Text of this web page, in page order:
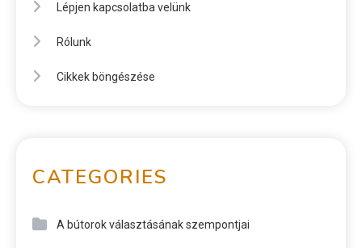
Lépjen kapcsolatba velünk
Rólunk
Cikkek böngészése
CATEGORIES
A bútorok választásának szempontjai